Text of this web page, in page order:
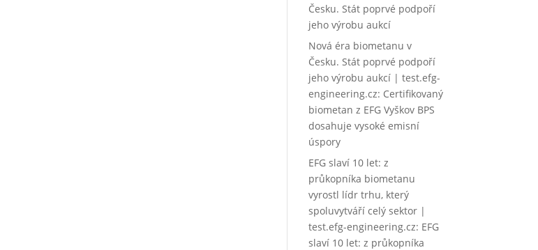
Česku. Stát poprvé podpoří
jeho výrobu aukcí
Nová éra biometanu v
Česku. Stát poprvé podpoří
jeho výrobu aukcí | test.efg-
engineering.cz: Certifikovaný
biometan z EFG Vyškov BPS
dosahuje vysoké emisní
úspory
EFG slaví 10 let: z
průkopníka biometanu
vyrostl lídr trhu, který
spoluvytváří celý sektor |
test.efg-engineering.cz: EFG
slaví 10 let: z průkopníka